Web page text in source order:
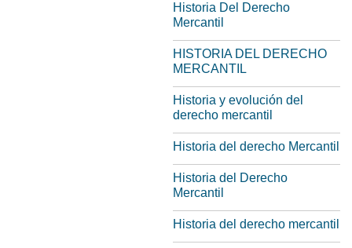
Historia Del Derecho
Mercantil
HISTORIA DEL DERECHO
MERCANTIL
Historia y evolución del
derecho mercantil
Historia del derecho Mercantil
Historia del Derecho
Mercantil
Historia del derecho mercantil